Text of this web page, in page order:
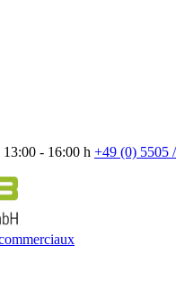
- 16:00 h +49 (0) 5505